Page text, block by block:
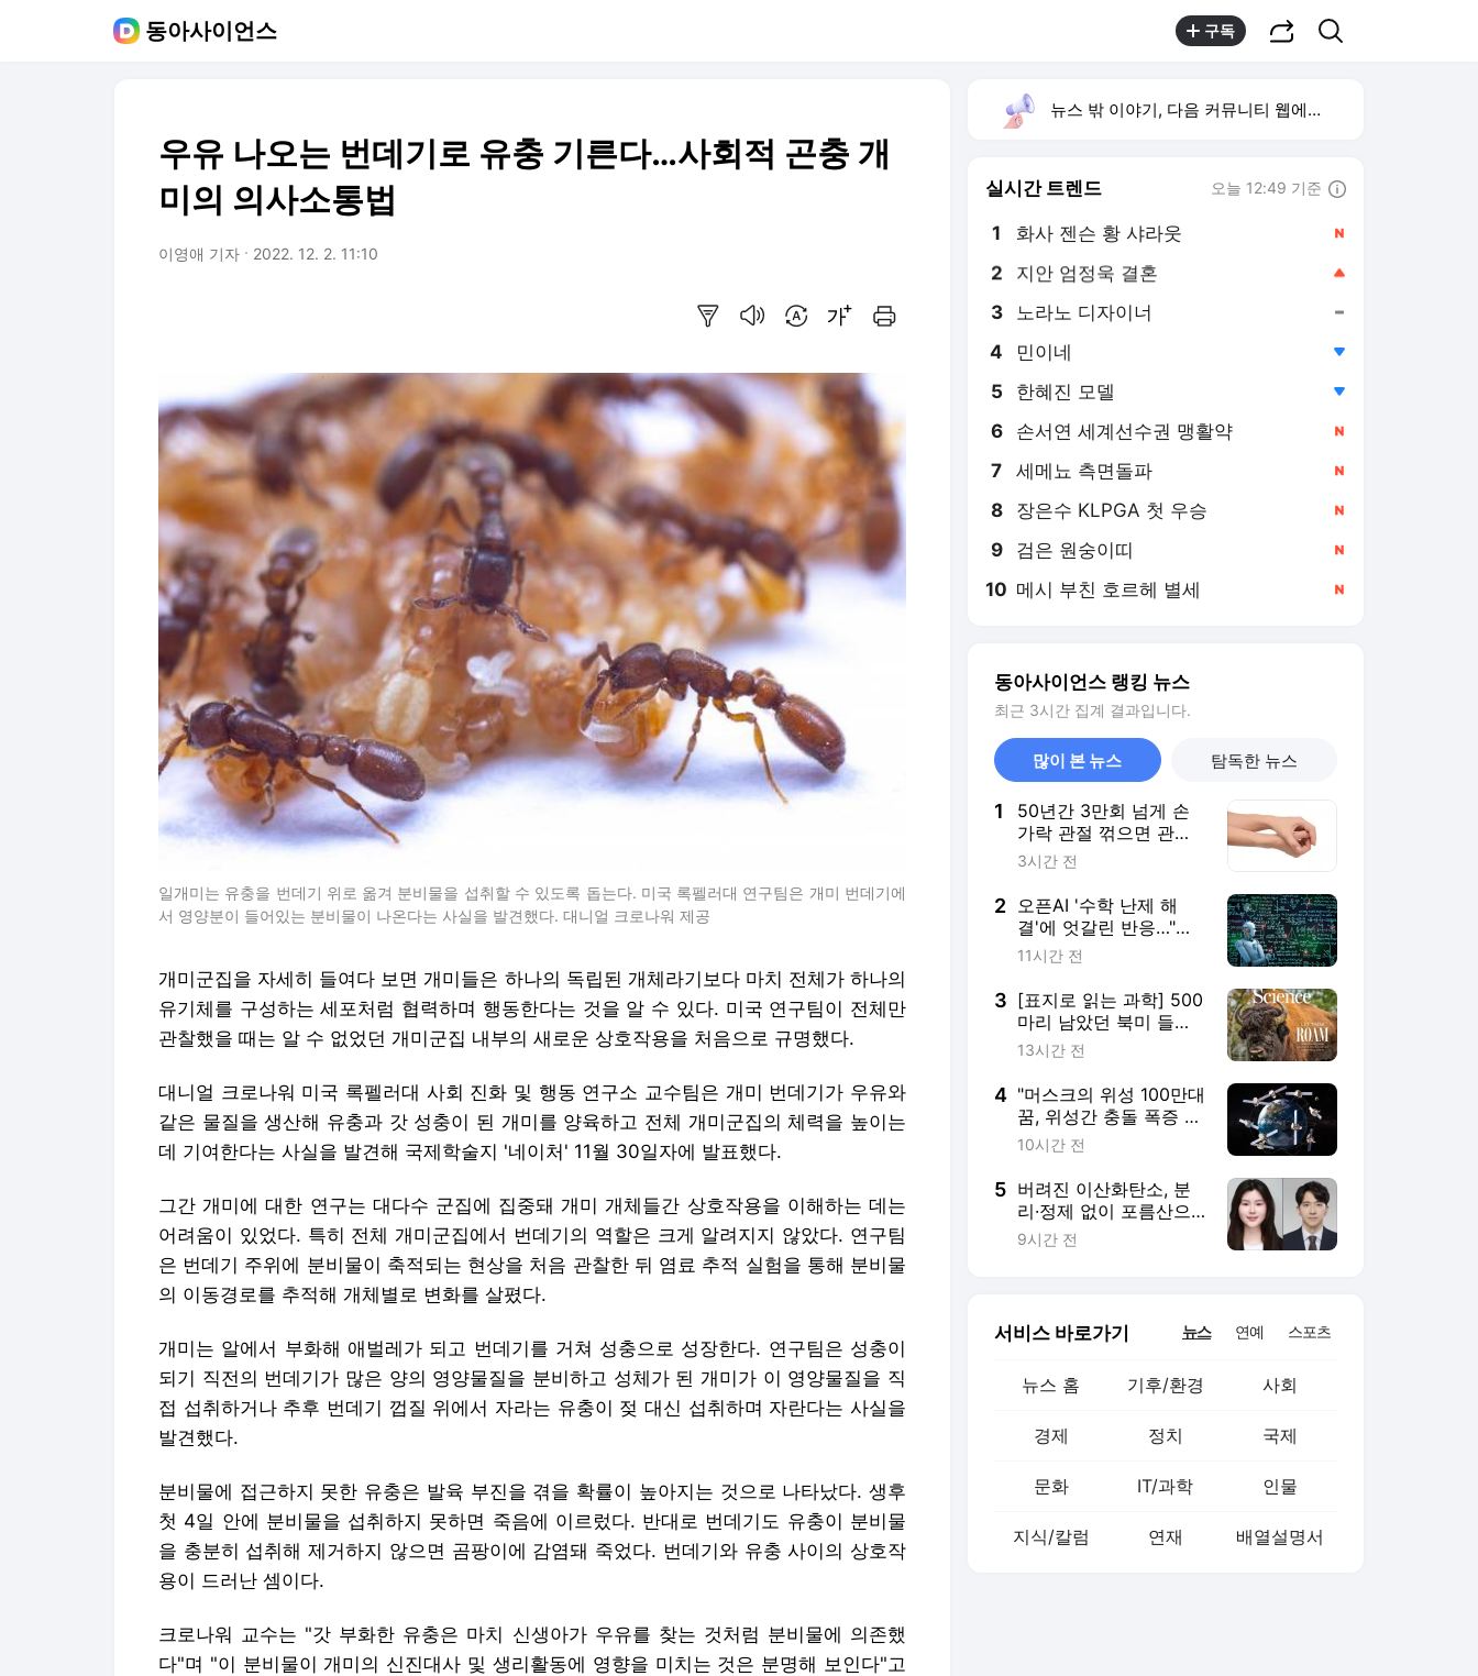
동아사이언스 구독
우유 나오는 번데기로 유충 기른다…사회적 곤충 개
미의 의사소통법
이영애 기자 2022. 12. 2. 11:10
일개미는 유충을 번데기 위로 옮겨 분비물을 섭취할 수 있도록 돕는다. 미국 록펠러대 연구팀은 개미 번데기에
서 영양분이 들어있는 분비물이 나온다는 사실을 발견했다. 대니얼 크로나워 제공
개미군집을 자세히 들여다 보면 개미들은 하나의 독립된 개체라기보다 마치 전체가 하나의
유기체를 구성하는 세포처럼 협력하며 행동한다는 것을 알 수 있다. 미국 연구팀이 전체만
관찰했을 때는 알 수 없었던 개미군집 내부의 새로운 상호작용을 처음으로 규명했다.
대니얼 크로나워 미국 록펠러대 사회 진화 및 행동 연구소 교수팀은 개미 번데기가 우유와
같은 물질을 생산해 유충과 갓 성충이 된 개미를 양육하고 전체 개미군집의 체력을 높이는
데 기여한다는 사실을 발견해 국제학술지 '네이처' 11월 30일자에 발표했다.
그간 개미에 대한 연구는 대다수 군집에 집중돼 개미 개체들간 상호작용을 이해하는 데는
어려움이 있었다. 특히 전체 개미군집에서 번데기의 역할은 크게 알려지지 않았다. 연구팀
은 번데기 주위에 분비물이 축적되는 현상을 처음 관찰한 뒤 염료 추적 실험을 통해 분비물
의 이동경로를 추적해 개체별로 변화를 살폈다.
개미는 알에서 부화해 애벌레가 되고 번데기를 거쳐 성충으로 성장한다. 연구팀은 성충이
되기 직전의 번데기가 많은 양의 영양물질을 분비하고 성체가 된 개미가 이 영양물질을 직
접 섭취하거나 추후 번데기 껍질 위에서 자라는 유충이 젖 대신 섭취하며 자란다는 사실을
발견했다.
분비물에 접근하지 못한 유충은 발육 부진을 겪을 확률이 높아지는 것으로 나타났다. 생후
첫 4일 안에 분비물을 섭취하지 못하면 죽음에 이르렀다. 반대로 번데기도 유충이 분비물
을 충분히 섭취해 제거하지 않으면 곰팡이에 감염돼 죽었다. 번데기와 유충 사이의 상호작
용이 드러난 셈이다.
크로나워 교수는 "갓 부화한 유충은 마치 신생아가 우유를 찾는 것처럼 분비물에 의존했
다"며 "이 분비물이 개미의 신진대사 및 생리활동에 영향을 미치는 것은 분명해 보인다"고
뉴스 밖 이야기, 다음 커뮤니티 웹에서 보기
실시간 트렌드 오늘 12:49 기준
1 화사 젠슨 황 샤라웃
2 지안 엄정욱 결혼
3 노라노 디자이너
4 민이네
5 한혜진 모델
6 손서연 세계선수권 맹활약
7 세메뇨 측면돌파
8 장은수 KLPGA 첫 우승
9 검은 원숭이띠
10 메시 부친 호르헤 별세
동아사이언스 랭킹 뉴스
최근 3시간 집계 결과입니다.
많이 본 뉴스 탐독한 뉴스
1
50년간 3만회 넘게 손
가락 관절 꺾으면 관절
염 걸릴까
3시간 전
2 오픈AI '수학 난제 해
결'에 엇갈린 반응…"새
통찰력" VS "마케팅"
11시간 전
3 [표지로 읽는 과학] 500
마리 남았던 북미 들
소…유전적 다양성 지킨
13시간 전
4 "머스크의 위성 100만대
꿈, 위성간 충돌 폭증 이
어질 수도"
10시간 전
5 버려진 이산화탄소, 분
리·정제 없이 포름산으
로 전환
9시간 전
서비스 바로가기 뉴스 연예 스포츠
뉴스 홈 기후/환경 사회
경제 정치 국제
문화 IT/과학 인물
지식/칼럼 연재 배열설명서